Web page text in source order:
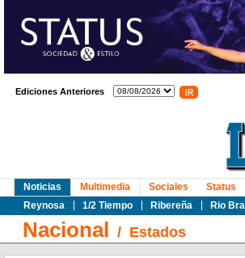
Ediciones Anteriores
Noticias
Reynosa
1/2 Tiempo Ribereña Rio
Multimedia Sociales Status
Nacional / Estados